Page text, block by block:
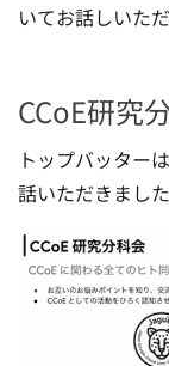
いてお話しいた
CCoE研究
トップバッター
話いただきました